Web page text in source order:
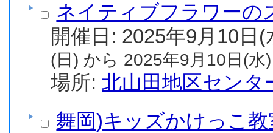
ネイティブフラワーの
(日) から 2025年9月10日(水
場所:北山田地区センタ
舞岡)キッズかけっこ教